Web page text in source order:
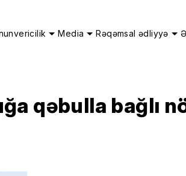
Media Rəqəmsal ədliyyə
qəbulla bağlı